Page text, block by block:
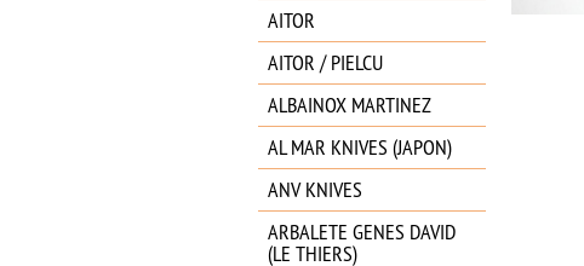
AITOR
AITOR / PIELCU
ALBAINOX MARTINEZ
AL MAR KNIVES (JAPON)
ANV KNIVES
ARBALETE GENES DAVID
(LE THIERS)